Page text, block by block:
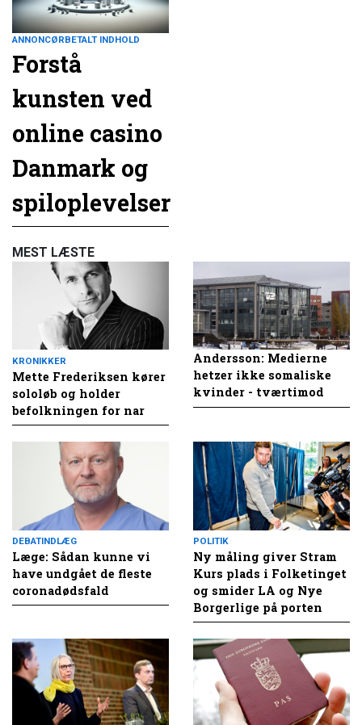
ANNONCØRBETALT INDHOLD
Forstå
kunsten ved
online casino
Danmark og
spiloplevelser
MEST LÆSTE
KRONIKKER
Mette Frederiksen kører
sololøb og holder
befolkningen for nar
Andersson: Medierne
hetzer ikke somaliske
kvinder - tværtimod
DEBATINDLÆG
Læge: Sådan kunne vi
have undgået de fleste
coronadødsfald
POLITIK
Ny måling giver Stram
Kurs plads i Folketinget
og smider LA og Nye
Borgerlige på porten